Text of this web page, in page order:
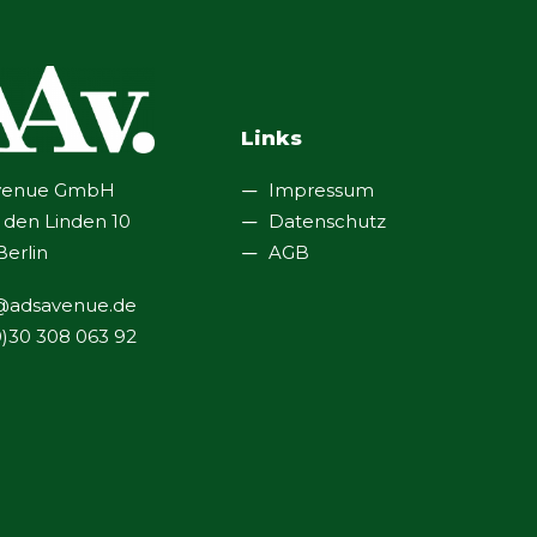
Links
GmbH
Linden 10
308 063 92
Impressum
Datenschutz
AGB